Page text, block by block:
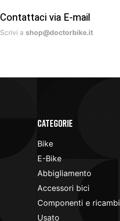
Contattaci via E-mail
Scrivi ashop@doctorbike.it
Categorie
Bike
E-Bike
Abbigliamento
Accessori bici
Componenti e ricambi
Usato